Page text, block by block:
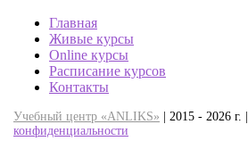
Главная
Живые курсы
Online курсы
Расписание курсов
Контакты
Учебный центр «ANLIKS» | 2015 - 2026 г. |
конфиденциальности